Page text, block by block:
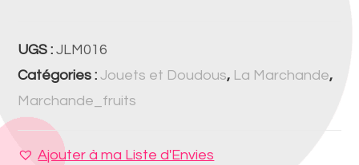
UGS :JLM016
Catégories :Jouets et Doudous, La Marchande,
Marchande_fruits
Ajouter à ma Liste d'Envies